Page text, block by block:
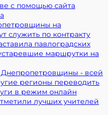
с помощью сайта
на
служить по контракту
павлоградских
маршрутки на
- всей
регионы переводить
в режим онлайн
лучших учителей